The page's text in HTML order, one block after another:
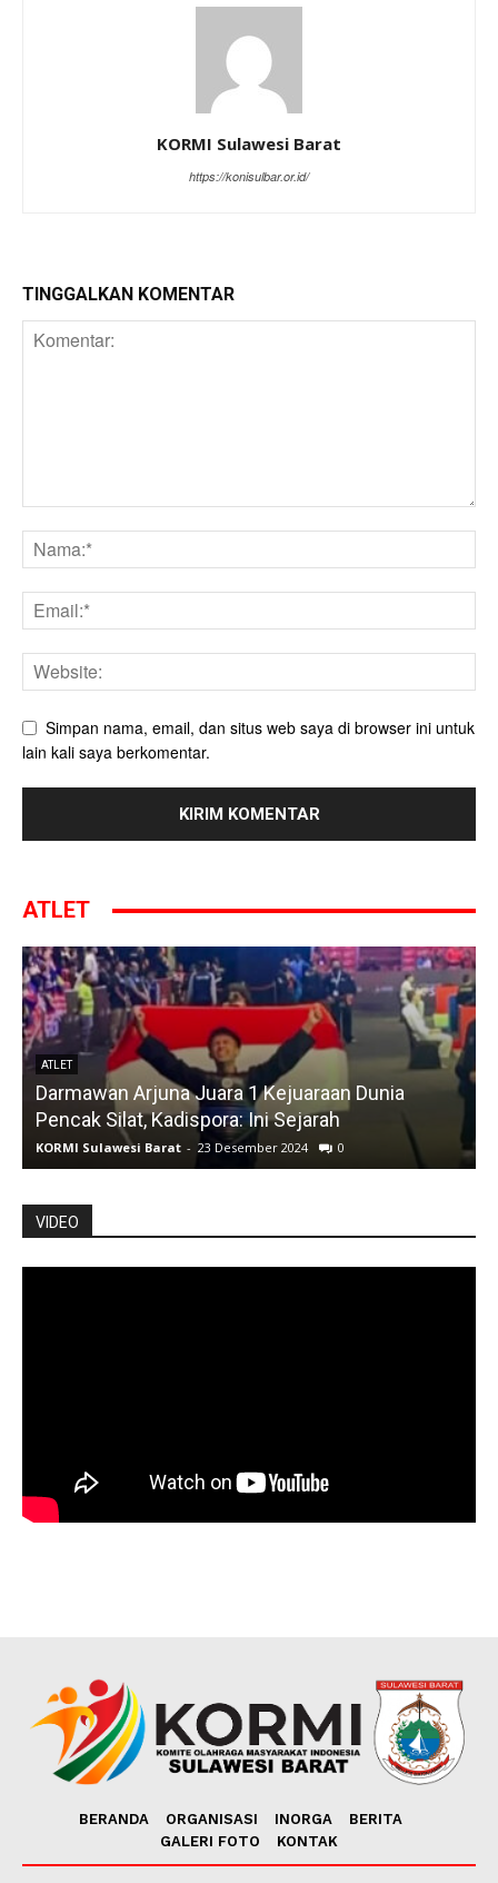
KORMI Sulawesi Barat
https://konisulbar.or.id/
TINGGALKAN KOMENTAR
Simpan nama, email, dan situs web saya di browser ini untuk
lain kali saya berkomentar.
ATLET
ATLET
Darmawan Arjuna Juara 1 Kejuaraan Dunia
Pencak Silat, Kadispora: Ini Sejarah
KORMI Sulawesi Barat - 23 Desember 2024 0
VIDEO
BERANDA ORGANISASI INORGA
BERITA
GALERI FOTO
KONTAK